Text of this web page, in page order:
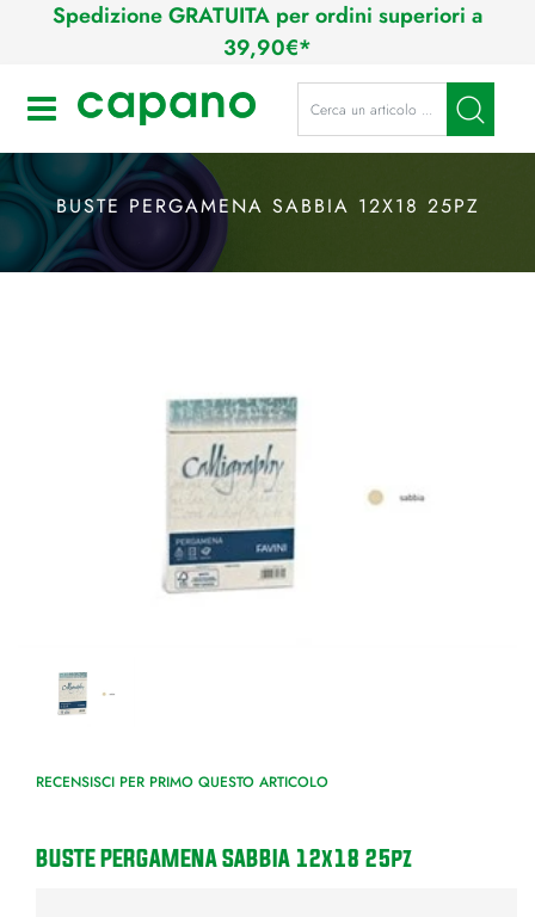
Spedizione GRATUITA per ordini superiori a
39,90€*
Open La modifica di un filtro
BUSTE PERGAMENA SABBIA 12X18 25PZ
RECENSISCI PER PRIMO QUESTO ARTICOLO
BUSTE PERGAMENA SABBIA 12x18 25pz